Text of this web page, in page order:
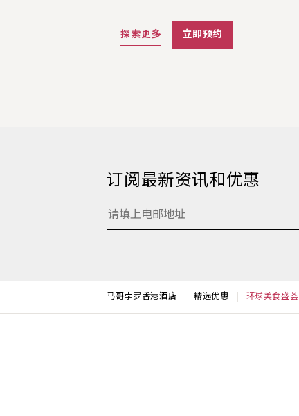
探索更多 立即预约
订阅最新资讯和优惠
马哥孛罗香港酒店 精选优惠 环球美食盛荟